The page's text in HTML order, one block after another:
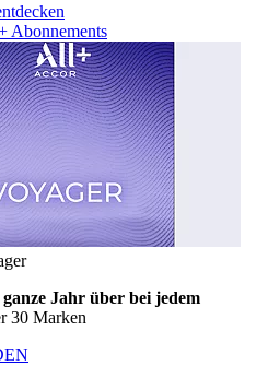
Abonnements
Jahr über bei jedem
30 Marken